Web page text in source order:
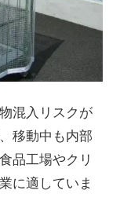
混入リスクが
移動中も内部
品工場やクリ
に適していま